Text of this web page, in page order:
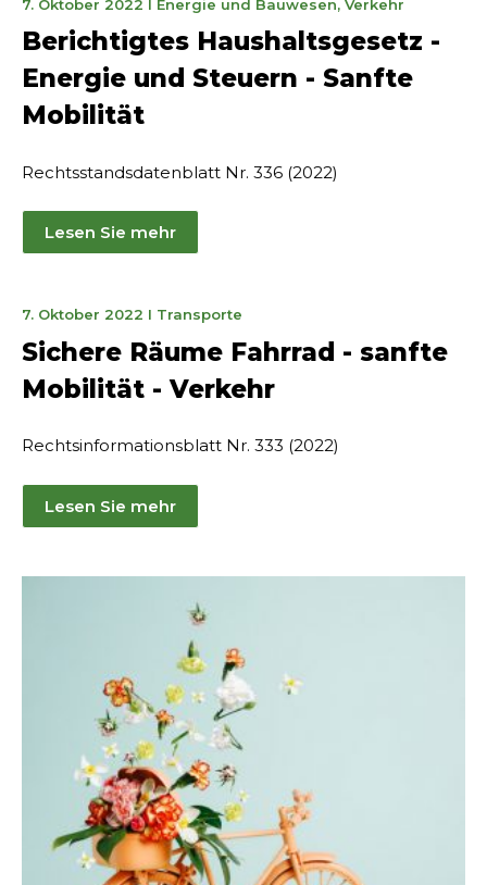
7. Oktober 2022
2025
Energie und Bauwesen, Verkehr
Berichtigtes Haushaltsgesetz -
Energie und Steuern - Sanfte
Mobilität
Rechtsstandsdatenblatt Nr. 336 (2022)
Lesen Sie mehr
7. Oktober 2022 23.
März
2023
I Transporte
Sichere Räume Fahrrad - sanfte
Mobilität - Verkehr
Rechtsinformationsblatt Nr. 333 (2022)
Lesen Sie mehr